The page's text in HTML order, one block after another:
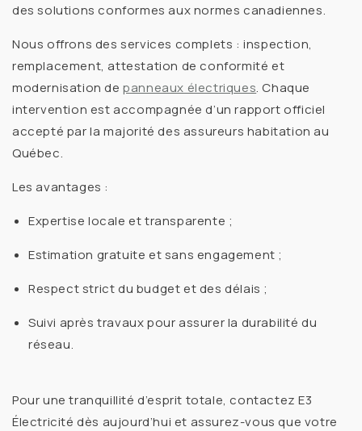
dessolutions conformes aux normes canadiennes.
Nous offrons desservices complets : inspection,
remplacement, attestation de conformité et
modernisation depanneaux électriques. Chaque
intervention est accompagnée d’unrapport officiel
accepté par la majorité des assureurs habitation au
Québec.
Les avantages :
Expertise locale et transparente ;
Estimation gratuite et sans engagement ;
Respect strict du budget et des délais ;
Suivi après travaux pour assurer la durabilité du
réseau.
Pour une tranquillité d’esprit totale, contactez E3
Électricité dès aujourd’hui et assurez-vous que votre